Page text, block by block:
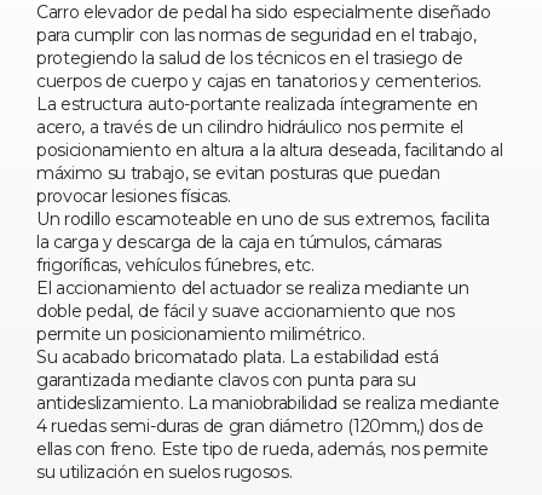
Carro elevador de pedal ha sido especialmente diseñado
para cumplir con las normas de seguridad en el trabajo,
protegiendo la salud de los técnicos en el trasiego de
cuerpos de cuerpo y cajas en tanatorios y cementerios.
La estructura auto-portante realizada íntegramente en
acero, a través de un cilindro hidráulico nos permite el
posicionamiento en altura a la altura deseada, facilitando al
máximo su trabajo, se evitan posturas que puedan
provocar lesiones físicas.
Un rodillo escamoteable en uno de sus extremos, facilita
la carga y descarga de la caja en túmulos, cámaras
frigoríficas, vehículos fúnebres, etc.
El accionamiento del actuador se realiza mediante un
doble pedal, de fácil y suave accionamiento que nos
permite un posicionamiento milimétrico.
Su acabado bricomatado plata. La estabilidad está
garantizada mediante clavos con punta para su
antideslizamiento. La maniobrabilidad se realiza mediante
4 ruedas semi-duras de gran diámetro (120mm,) dos de
ellas con freno. Este tipo de rueda, además, nos permite
su utilización en suelos rugosos.